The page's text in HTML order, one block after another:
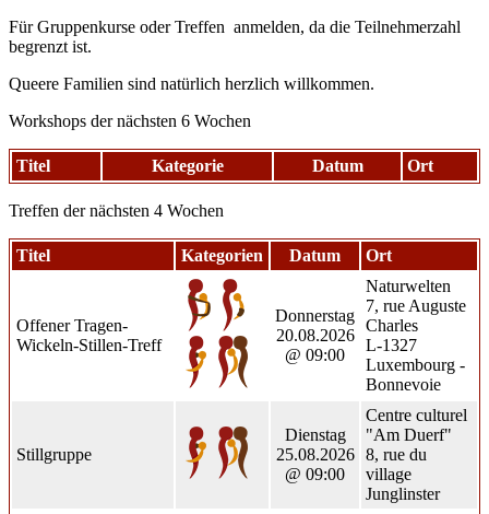
Für Gruppenkurse oder Treffen anmelden, da die Teilnehmerzahl
begrenzt ist.
Queere Familien sind natürlich herzlich willkommen.
Workshops der nächsten 6 Wochen
Titel Kategorie Datum Ort
Treffen der nächsten 4 Wochen
Titel Kategorien Datum Ort
Offener Tragen-
Wickeln-Stillen-Treff
Donnerstag
20.08.2026
@ 09:00
Naturwelten
7, rue Auguste
Charles
L-1327
Luxembourg -
Bonnevoie
Stillgruppe
Dienstag
25.08.2026
@ 09:00
Centre culturel
"Am Duerf"
8, rue du
village
Junglinster